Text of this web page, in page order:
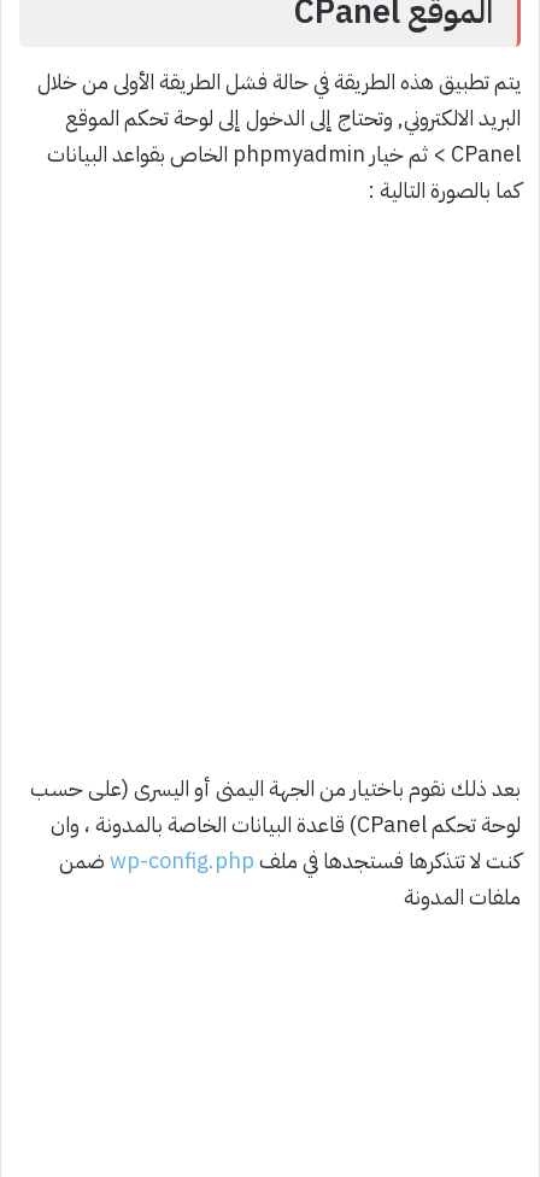
الموقع CPanel
يتم تطبيق هذه الطريقة في حالة فشل الطريقة الأولى من خلال
البريد الالكتروني, وتحتاج إلى الدخول إلى لوحة تحكم الموقع
CPanel > ثم خيار phpmyadmin الخاص بقواعد البيانات
كما بالصورة التالية :
بعد ذلك نقوم باختيار من الجهة اليمنى أو اليسرى (على حسب
لوحة تحكم CPanel) قاعدة البيانات الخاصة بالمدونة ، وان
كنت لا تتذكرها فستجدها في ملفwp-config.phpضمن
ملفات المدونة